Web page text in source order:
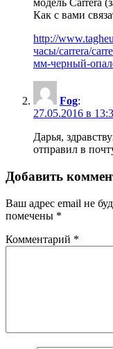
модель Carrera
Как с вами
http://
часы/carrera/
мм-черный-
Fog:
27.05.2016 в
Дарья,
отправил в
Добавить
Ваш адрес email не
помечены *
Комментарий *